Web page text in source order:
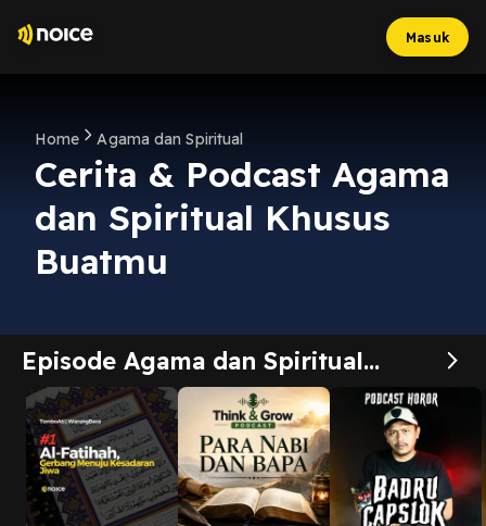
Masuk
Home Agama dan Spiritual
Cerita & Podcast Agama
dan Spiritual Khusus
Buatmu
Episode Agama dan Spiritual
Terbaru